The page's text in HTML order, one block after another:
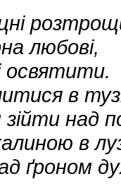
любові,
освятити.
в
над
в
ґроном